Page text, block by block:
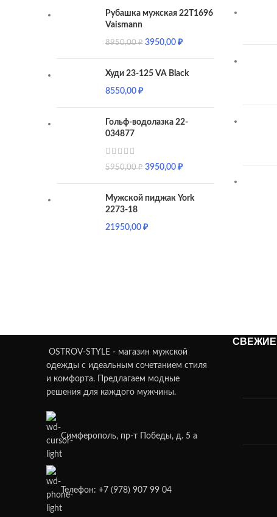
Рубашка мужская 22T1696
Vaismann
8950,00₽ 3950,00 ₽
Худи 23-125 VA Black
8550,00 ₽
Гольф-водолазка 22-
034877
5950,00₽ 3950,00 ₽
Мужской пиджак York
2273-18
21950,00 ₽
OSTROV-STYLE - магазин мужской
одежды с идеальным сочетанием стиля
и комфорта. Предлагаем модные
решения для каждого мужчины.
Симферополь, пр-т Победы, д. 5 а
Телефон: +7 (978) 907 99 04